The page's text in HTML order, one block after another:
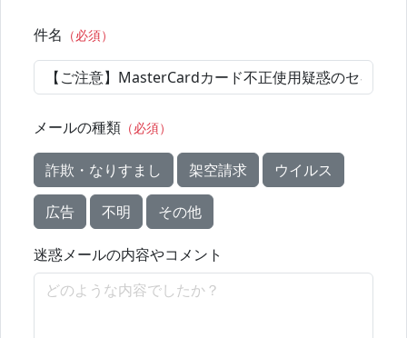
件名 （必須）
メールの種類 （必須）
詐欺・なりすまし 架空請求 ウイルス
広告 不明 その他
迷惑メールの内容やコメント